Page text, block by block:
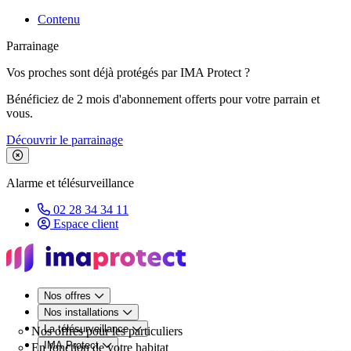
Contenu
Parrainage
Vos proches sont déjà protégés par IMA Protect ?
Bénéficiez de 2 mois d'abonnement offerts pour votre parrain et
vous.
Découvrir le parrainage
Fermer le bandeau de promotion
Alarme et télésurveillance
02 28 34 34 11
Espace client
Nos offres
Nos offres pour les particuliers
Nos installations
En fonction de votre habitat
La télésurveillance
IMA Protect